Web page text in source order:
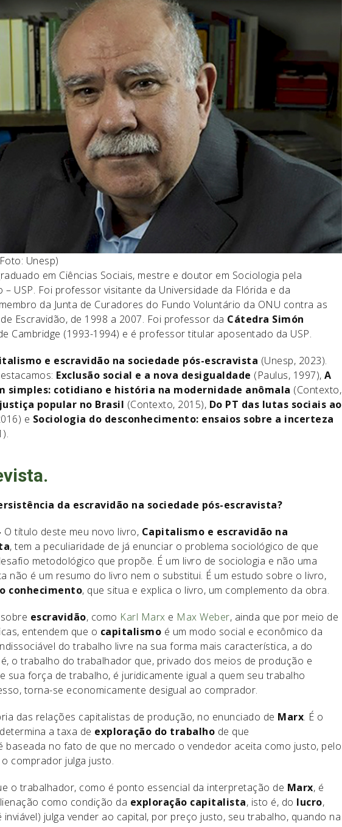
Unesp)
em Ciências Sociais, mestre e doutor em Sociologia pela
– USP. Foi professor visitante da Universidade da Flórida e da
da Junta de Curadores do Fundo Voluntário da ONU contra as
Escravidão, de 1998 a 2007. Foi professor da Cátedra Simón
Cambridge (1993-1994) e é professor titular aposentado da USP.
e escravidão na sociedade pós-escravista (Unesp, 2023).
Exclusão social e a nova desigualdade (Paulus, 1997), A
simples: cotidiano e história na modernidade anômala (Contexto,
popular no Brasil (Contexto, 2015), Do PT das lutas sociais ao
e Sociologia do desconhecimento: ensaios sobre a incerteza
da escravidão na sociedade pós-escravista?
O título deste meu novo livro, Capitalismo e escravidão na
, tem a peculiaridade de já enunciar o problema sociológico de que
metodológico que propõe. É um livro de sociologia e não uma
não é um resumo do livro nem o substitui. É um estudo sobre o livro,
conhecimento, que situa e explica o livro, um complemento da obra.
escravidão, como Karl Marx e Max Weber, ainda que por meio de
entendem que o capitalismo é um modo social e econômico da
do trabalho livre na sua forma mais característica, a do
o trabalho do trabalhador que, privado dos meios de produção e
sua força de trabalho, é juridicamente igual a quem seu trabalho
torna-se economicamente desigual ao comprador.
das relações capitalistas de produção, no enunciado de Marx. É o
a taxa de exploração do trabalho de que
baseada no fato de que no mercado o vendedor aceita como justo, pelo
comprador julga justo.
o trabalhador, como é ponto essencial da interpretação de Marx, é
como condição da exploração capitalista, isto é, do lucro,
julga vender ao capital, por preço justo, seu trabalho, quando na